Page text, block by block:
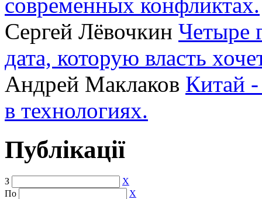
Сергей Лёвочкин Четыре
дата, которую власть
Андрей Маклаков Китай
в технологиях.
Публікації
З
X
По
X